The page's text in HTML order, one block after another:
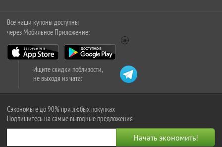
Все наши купоны доступны
через Мобильное Приложение:
Ищите скидки поблизости,
не выходя из чата:
Сэкономьте до 90% при любых покупках
Подпишитесь на самые выгодные предложения